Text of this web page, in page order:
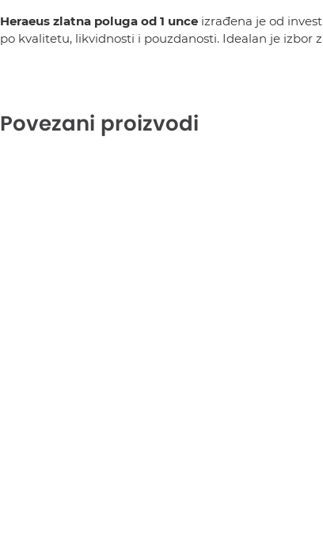
Heraeus zlatna poluga od 1 unce izrađena je od
po kvalitetu, likvidnosti i pouzdanosti. Idealan je
Povezani proizvodi